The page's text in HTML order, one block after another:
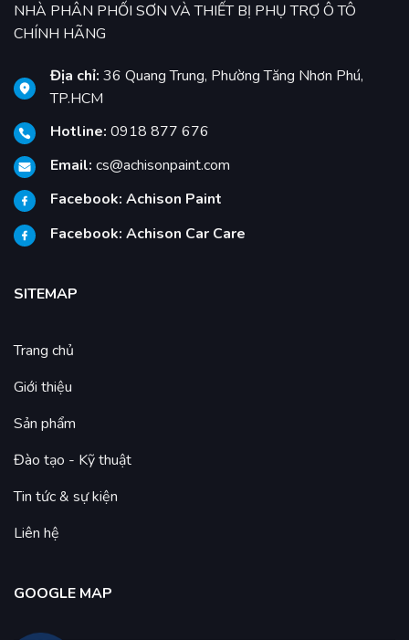
NHÀ PHÂN PHỐI SƠN VÀ THIẾT BỊ PHỤ TRỢ Ô TÔ
CHÍNH HÃNG
Địa chỉ: 36 Quang Trung, Phường Tăng Nhơn Phú,
TP.HCM
Hotline: 0918 877 676
Email: cs@achisonpaint.com
Facebook: Achison Paint
Facebook: Achison Car Care
SITEMAP
Trang chủ
Giới thiệu
Sản phẩm
Đào tạo - Kỹ thuật
Tin tức & sự kiện
Liên hệ
GOOGLE MAP